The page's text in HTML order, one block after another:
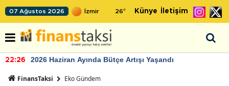
07 Ağustos 2026 26° Künye İletişim
22:26 2026 Haziran Ayında Bütçe Artışı Yaşandı
FinansTaksi Eko Gündem